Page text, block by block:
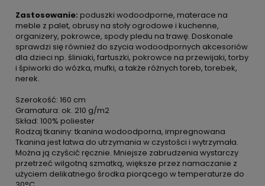
Zastosowanie: poduszki wodoodporne, materace na
meble z palet, obrusy na stoły ogrodowe i kuchenne,
organizery, pokrowce, spody pledu na trawę. Doskonale
sprawdzi się również do szycia wodoodpornych akcesoriów
dla dzieci np. śliniaki, fartuszki, pokrowce na przewijaki, torby
i śpiworki do wózka, mufki, a także różnych toreb, torebek,
nerek.
Szerokość: 160 cm
Gramatura: ok. 210 g/m2
Skład: 100% poliester
Rodzaj tkaniny: tkanina wodoodporna, impregnowana
Tkanina jest łatwa do utrzymania w czystości i wytrzymała.
Można ją czyścić ręcznie. Mniejsze zabrudzenia wystarczy
przetrzeć wilgotną szmatką, większe przez namaczanie z
użyciem delikatnego środka piorącego w temperaturze do